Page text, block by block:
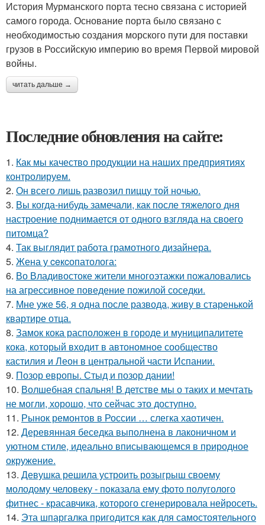
История Мурманского порта тесно связана с историей
самого города. Основание порта было связано с
необходимостью создания морского пути для поставки
грузов в Российскую империю во время Первой мировой
войны.
читать дальше →
Последние обновления на сайте:
1. Как мы качество продукции на наших предприятиях
контролируем.
2. Он всего лишь развозил пиццу той ночью.
3. Вы когда-нибудь замечали, как после тяжелого дня
настроение поднимается от одного взгляда на своего
питомца?
4. Так выглядит работа грамотного дизайнера.
5. Жена у ceкcопатолога:
6. Во Владивостоке жители многоэтажки пожаловались
на агрессивное поведение пожилой соседки.
7. Мне уже 56, я одна после развода, живу в старенькой
квартире отца.
8. Замок кока расположен в городе и муниципалитете
кока, который входит в автономное сообщество
кастилия и Леон в центральной части Испании.
9. Позор европы. Стыд и позор дании!
10. Волшебная спальня! В детстве мы о таких и мечтать
не могли, хорошо, что сейчас это доступно.
11. Рынок ремонтов в России … слегка хаотичен.
12. Деревянная беседка выполнена в лаконичном и
уютном стиле, идеально вписывающемся в природное
окружение.
13. Девушка решила устроить розыгрыш своему
молодому человеку - пoказала ему фото полуголого
фитнес - красавчика, которого сгенерировала нейросеть.
14. Эта шпаргалка пригодится как для самостоятельного